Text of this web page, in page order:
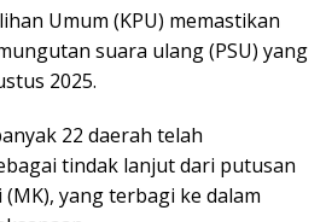
Umum (KPU) memastikan
suara ulang (PSU) yang
2025.
22 daerah telah
tindak lanjut dari putusan
yang terbagi ke dalam